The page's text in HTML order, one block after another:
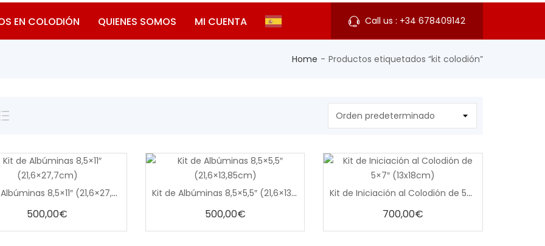
EN COLODIÓN QUIENES SOMOS MI CUENTA Call us : +34 678409142
Home Productos etiquetados “kit colodión”
Kit de Albúminas 8,5×11″ (21,6×27,7cm)
out
5
500,00€
Kit de Albúminas 8,5×5,5″ (21,6×13,85cm)
out
5
500,00€
Kit de Iniciación al Colodión de 5×7″ (13x18cm)
out
5
700,00€